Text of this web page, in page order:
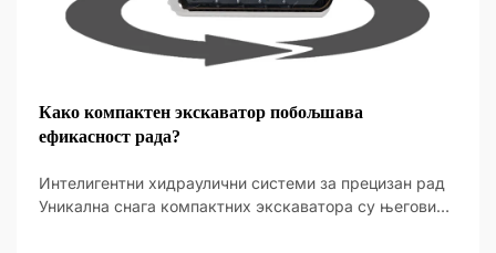
Како компактен экскаватор побољшава
ефикасност рада?
Интелигентни хидраулични системи за прецизан рад
Уникална снага компактних экскаватора су његови